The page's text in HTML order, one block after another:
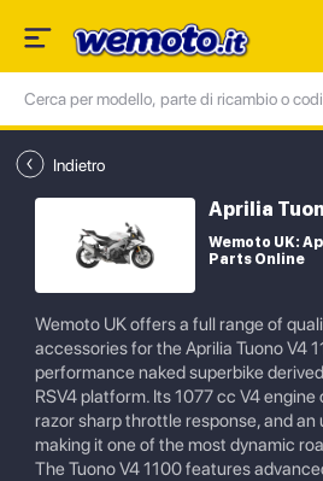
Indietro
Aprilia
Wemoto UK:
Parts Online
Wemoto UK offers a full range of
accessories for the Aprilia Tuono V4
performance naked superbike
RSV4 platform. Its 1077 cc V4
razor sharp throttle response, and an
making it one of the most dynamic
The Tuono V4 1100 features